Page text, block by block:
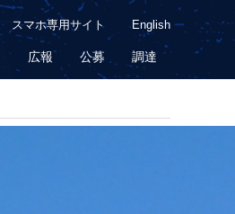
スマホ専用サイト English
広報 公募 調達